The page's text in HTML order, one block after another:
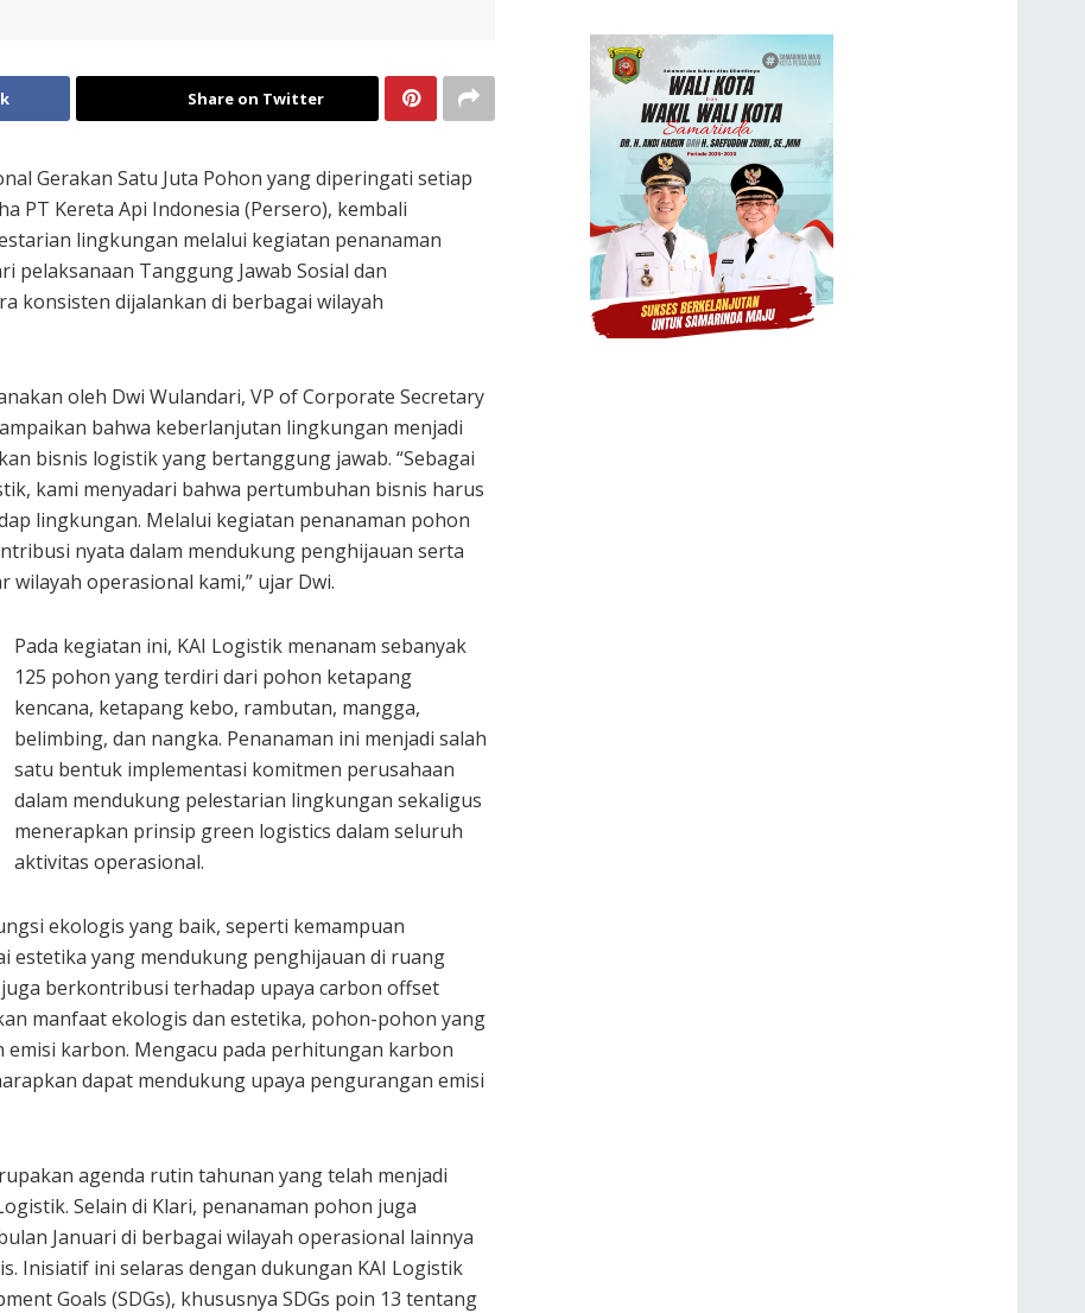
Share on Twitter
Gerakan Satu Juta Pohon yang diperingati setiap
PT Kereta Api Indonesia (Persero), kembali
lingkungan melalui kegiatan penanaman
pelaksanaan Tanggung Jawab Sosial dan
konsisten dijalankan di berbagai wilayah
oleh Dwi Wulandari, VP of Corporate Secretary
bahwa keberlanjutan lingkungan menjadi
bisnis logistik yang bertanggung jawab. “Sebagai
kami menyadari bahwa pertumbuhan bisnis harus
lingkungan. Melalui kegiatan penanaman pohon
nyata dalam mendukung penghijauan serta
operasional kami,” ujar Dwi.
Pada kegiatan ini, KAI Logistik menanam sebanyak
125 pohon yang terdiri dari pohon ketapang
kencana, ketapang kebo, rambutan, mangga,
belimbing, dan nangka. Penanaman ini menjadi salah
satu bentuk implementasi komitmen perusahaan
dalam mendukung pelestarian lingkungan sekaligus
menerapkan prinsip green logistics dalam seluruh
aktivitas operasional.
ekologis yang baik, seperti kemampuan
estetika yang mendukung penghijauan di ruang
berkontribusi terhadap upaya carbon offset
manfaat ekologis dan estetika, pohon-pohon yang
karbon. Mengacu pada perhitungan karbon
dapat mendukung upaya pengurangan emisi
agenda rutin tahunan yang telah menjadi
Selain di Klari, penanaman pohon juga
Januari di berbagai wilayah operasional lainnya
Inisiatif ini selaras dengan dukungan KAI Logistik
Goals (SDGs), khususnya SDGs poin 13 tentang